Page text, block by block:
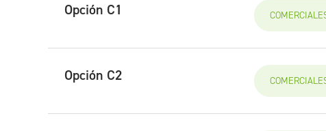
Opción C1
Opción C2